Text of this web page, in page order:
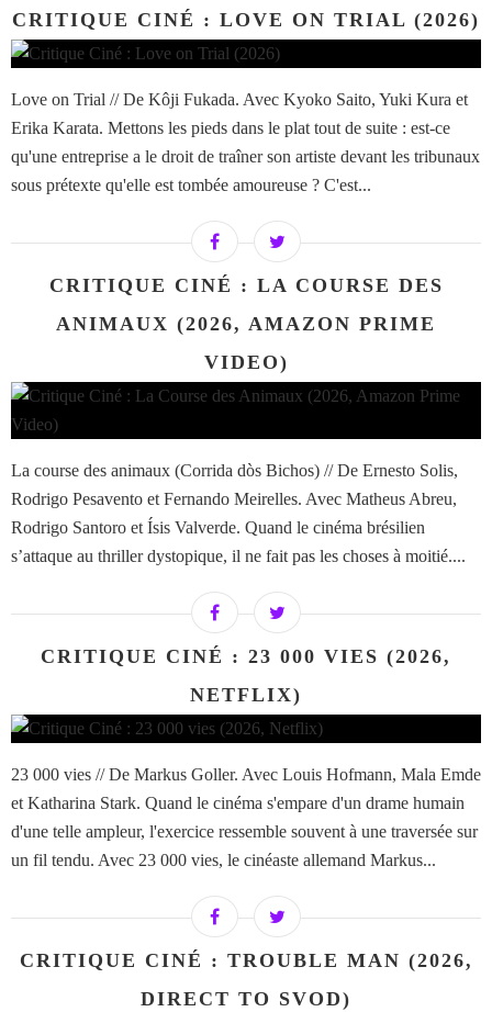
CRITIQUE CINÉ : LOVE ON TRIAL (2026)
Love on Trial // De Kôji Fukada. Avec Kyoko Saito, Yuki Kura et
Erika Karata. Mettons les pieds dans le plat tout de suite : est-ce
qu'une entreprise a le droit de traîner son artiste devant les tribunaux
sous prétexte qu'elle est tombée amoureuse ? C'est...
CRITIQUE CINÉ : LA COURSE DES
ANIMAUX (2026, AMAZON PRIME
VIDEO)
La course des animaux (Corrida dòs Bichos) // De Ernesto Solis,
Rodrigo Pesavento et Fernando Meirelles. Avec Matheus Abreu,
Rodrigo Santoro et Ísis Valverde. Quand le cinéma brésilien
s’attaque au thriller dystopique, il ne fait pas les choses à moitié....
CRITIQUE CINÉ : 23 000 VIES (2026,
NETFLIX)
23 000 vies // De Markus Goller. Avec Louis Hofmann, Mala Emde
et Katharina Stark. Quand le cinéma s'empare d'un drame humain
d'une telle ampleur, l'exercice ressemble souvent à une traversée sur
un fil tendu. Avec 23 000 vies, le cinéaste allemand Markus...
CRITIQUE CINÉ : TROUBLE MAN (2026,
DIRECT TO SVOD)